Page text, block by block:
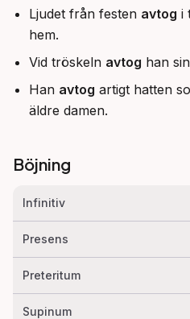
Ljudet från festen avtog i
hem.
Vid tröskeln avtog han
Han avtog artigt hatten
äldre damen.
Böjning
Infinitiv
Presens
Preteritum
Supinum